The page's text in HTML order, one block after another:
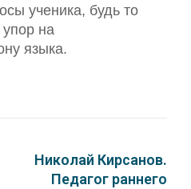
ученика, будь то
упор на
языка.
Николай Кирсанов.
Педагог раннего